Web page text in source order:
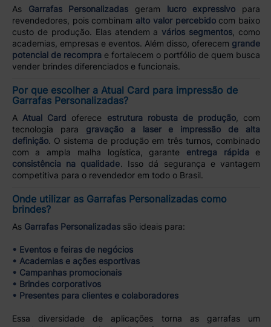
As Garrafas Personalizadas geram lucro expressivo para
revendedores, pois combinam alto valor percebidocom baixo
custo de produção. Elas atendem avários segmentos , como
academias, empresas e eventos. Além disso, oferecem grande
potencial de recomprae fortalecem o portfólio de quem busca
vender brindes diferenciados e funcionais.
Por que escolher a Atual Card para impressão de
Garrafas Personalizadas?
A Atual Card oferece estrutura robusta de produção , com
tecnologia para gravação a laser e impressão de alta
definição. O sistema de produção em três turnos, combinado
com a ampla malha logística, garante entrega rápidae
consistência na qualidade. Isso dá segurança e vantagem
competitiva para o revendedor em todo o Brasil.
Onde utilizar as Garrafas Personalizadas como
brindes?
As Garrafas Personalizadassão ideais para:
• Eventos e feiras de negócios
• Academias e ações esportivas
• Campanhas promocionais
• Brindes corporativos
• Presentes para clientes e colaboradores
Essa diversidade de aplicações torna as garrafas um